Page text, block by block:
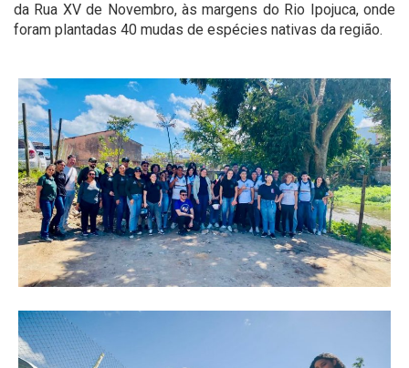
da Rua XV de Novembro, às margens do Rio Ipojuca, onde
foram plantadas 40 mudas de espécies nativas da região.